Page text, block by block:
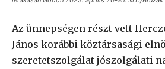
Az ünnepségen részt vett
János korábbi köztársasági
szeretetszolgálat jószolgálati